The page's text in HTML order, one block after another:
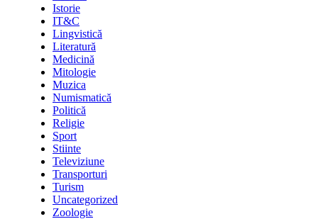
Istorie
IT&C
Lingvistică
Literatură
Medicină
Mitologie
Muzica
Numismatică
Politică
Religie
Sport
Stiinte
Televiziune
Transporturi
Turism
Uncategorized
Zoologie